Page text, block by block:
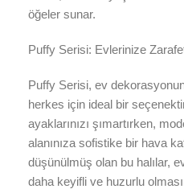
öğeler sunar.
Puffy Serisi: Evlerinize
Puffy Serisi, ev
herkes için ideal bir
ayaklarınızı şımartırken,
alanınıza sofistike bir hava
düşünülmüş olan bu halılar,
daha keyifli ve huzurlu